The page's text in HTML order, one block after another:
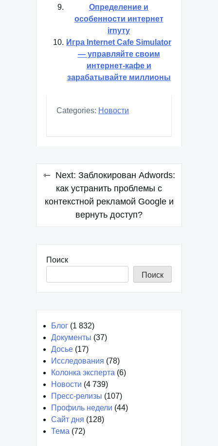
Определение и
особенности интернет
irnyту
Игра Internet Cafe Simulator
— управляйте своим
интернет-кафе и
зарабатывайте миллионы
Categories: Новости
Навигация
записям
Next: Заблокирован Adwords:
как устранить проблемы с
контекстной рекламой Google и
вернуть доступ?
Поиск
Поиск
Блог (1 832)
Документы (37)
Досье (17)
Исследования (78)
Колонка эксперта (6)
Новости (4 739)
Пресс-релизы (107)
Профиль недели (44)
Сайт дня (128)
Тема (72)